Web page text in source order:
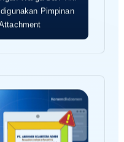
Pimpinan